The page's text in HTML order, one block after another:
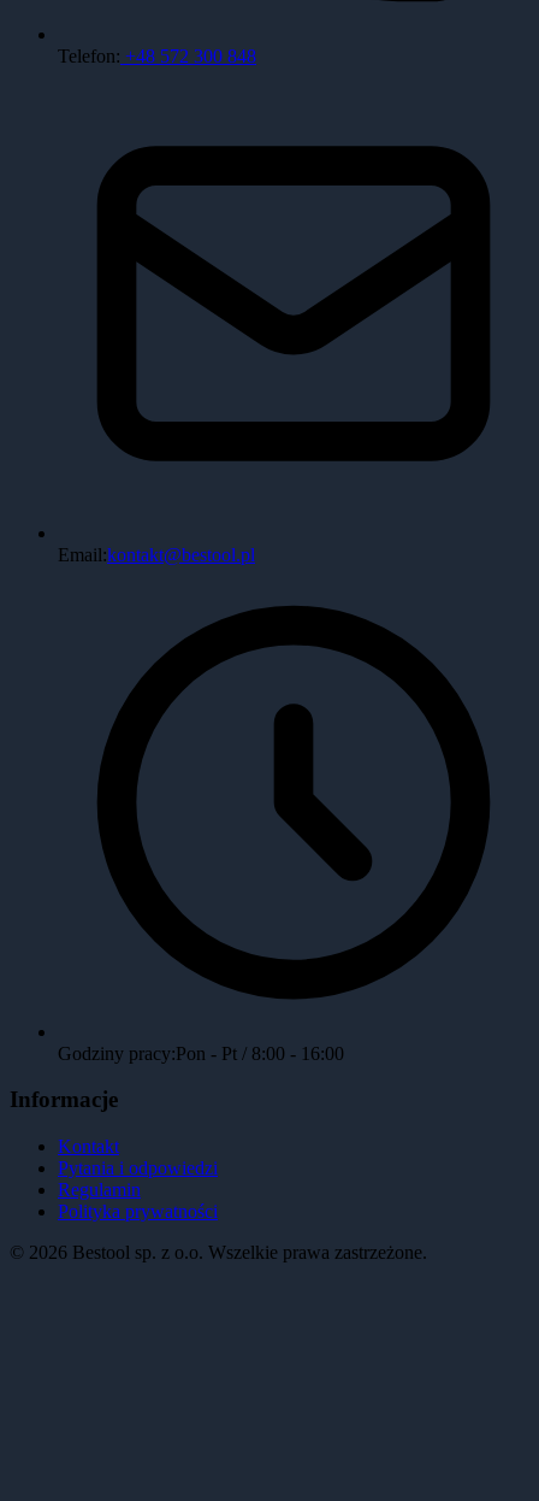
Telefon: +48 572 300 848
Email:kontakt@bestool.pl
Godziny pracy:Pon - Pt / 8:00 - 16:00
Informacje
Kontakt
Pytania i odpowiedzi
Regulamin
Polityka prywatności
© 2026 Bestool sp. z o.o. Wszelkie prawa zastrzeżone.